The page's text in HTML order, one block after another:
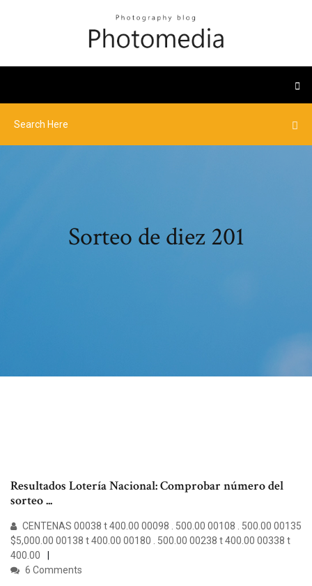
Sorteo de diez 201
Resultados Lotería Nacional: Comprobar número del
sorteo ...
CENTENAS 00038 t 400.00 00098 . 500.00 00108 . 500.00 00135
$5,000.00 00138 t 400.00 00180 . 500.00 00238 t 400.00 00338 t
400.00
6 Comments